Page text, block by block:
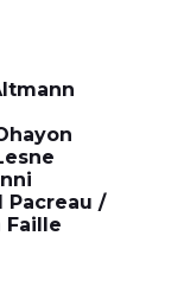
Pacreau /
Faille